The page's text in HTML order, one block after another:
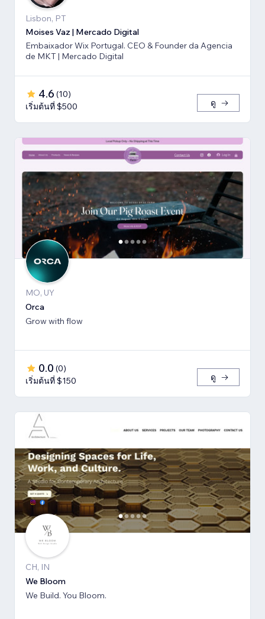
Lisbon, PT
Moises Vaz | Mercado Digital
Embaixador Wix Portugal. CEO & Founder da Agencia
de MKT | Mercado Digital
4.6 (10)
เริ่มต้นที่ $500
ดู
MO, UY
Orca
Grow with flow
0.0 (0)
เริ่มต้นที่ $150
ดู
CH, IN
We Bloom
We Build. You Bloom.